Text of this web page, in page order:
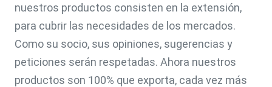
nuestros productos consisten en la extensión,
para cubrir las necesidades de los mercados.
Como su socio, sus opiniones, sugerencias y
peticiones serán respetadas. Ahora nuestros
productos son 100% que exporta, cada vez más